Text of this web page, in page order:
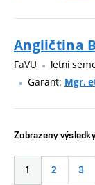
Angličtina
FaVU
letní
Garant: Mgr.
Zobrazeny
1 2 3